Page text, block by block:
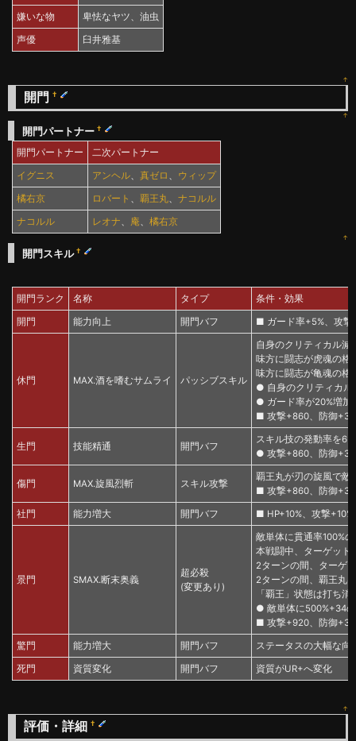
嫌いな物 卑怯なヤツ、油虫
声優 臼井雅基
↑
開門 †
↑
開門パートナー †
開門パートナー 二次パートナー
イグニス アンヘル、 真ゼロ 、 ウィップ
橘右京 ロバート 、 覇王丸、 ナコルル
ナコルル レオナ、 庵、 橘右京
↑
開門スキル†
開門ランク 名称 タイプ 条件・効果
開門 能力向上 開門バフ ■ ガード率+5%、攻
休門 MAX.酒を嗜むサムライ パッシブスキル
自身のクリティカル減
味方に闘志が虎魂の格
味方に闘志が亀魂の格
● 自身のクリティカル
● ガード率が20%増加
■ 攻撃+860、防御
生門 技能精通 開門バフ
スキル技の発動率を
● 攻撃+860、防御
傷門 MAX.旋風烈斬 スキル攻撃
覇王丸が刃の旋風で敵
■ 攻撃+860、防御
社門 能力増大 開門バフ ■ HP+10%、攻撃
景門 SMAX.断末奥義
超必殺
(変更あり)
敵単体に貫通率100%
本戦闘中、ターゲット
2ターンの間、ターゲ
2ターンの間、覇王丸
「覇王」状態は打ち消
● 敵単体に500%+34
■ 攻撃+920、防御
驚門 能力増大 開門バフ ステータスの大幅な向
死門 資質変化 開門バフ 資質がUR+へ変化
↑
評価・詳細 †